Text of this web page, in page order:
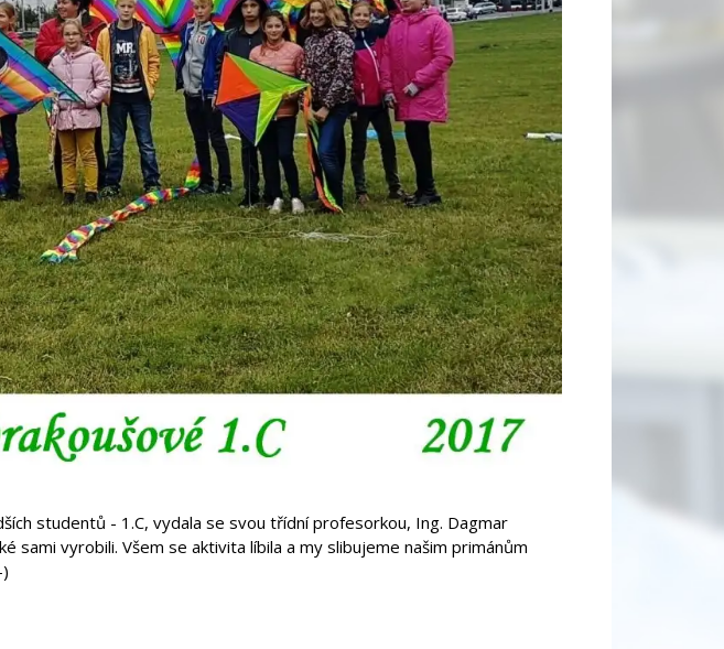
studentů - 1.C, vydala se svou třídní profesorkou, Ing. Dagmar
sami vyrobili. Všem se aktivita líbila a my slibujeme našim primánům